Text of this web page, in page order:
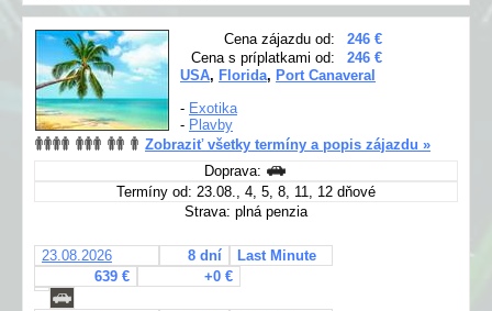
Cena zájazdu od:
246 €
Cena s príplatkami od:
246 €
USA, Florida, Port Canaveral
- Exotika
- Plavby
Zobraziť všetky termíny a popis zájazdu »
Doprava:
Termíny od: 23.08., 4, 5, 8, 11, 12 dňové
Strava: plná penzia
23.08.2026 8 dní
Last Minute
639 €
+0 €